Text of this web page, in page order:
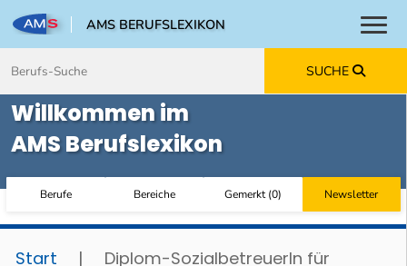
AMS BERUFSLEXIKON
SUCHE
Willkommen im
AMS Berufslexikon
Berufe Bereiche Gemerkt(0) Newsletter
Start |
Diplom-SozialbetreuerIn für